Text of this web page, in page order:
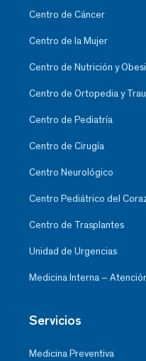
Centro de Cáncer
Centro de la Mujer
Centro de Nutrición y
Centro de Ortopedia y
Centro de Pediatría
Centro de Cirugía
Centro Neurológico
Centro Pediátrico del
Centro de Trasplantes
Unidad de Urgencias
Medicina Interna –
Servicios
Medicina Preventiva